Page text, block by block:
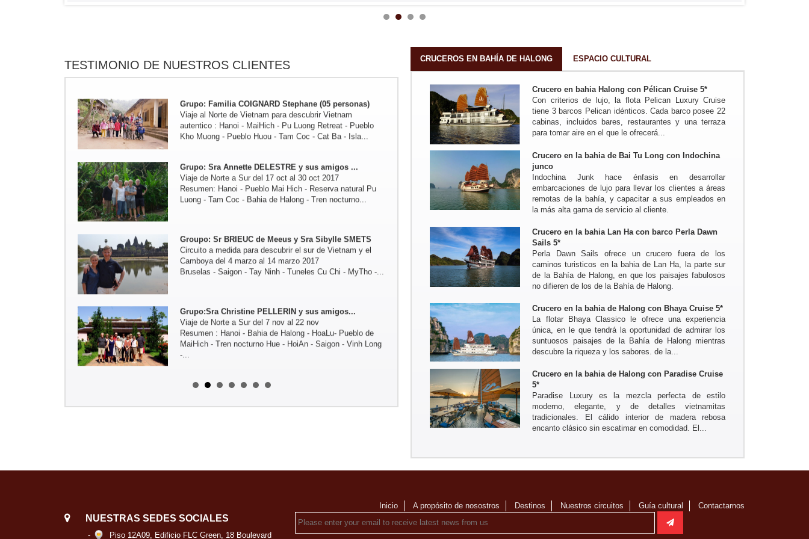
TESTIMONIO DE NUESTROS CLIENTES
Viaje al Norte de Vietnam para descubrir Vietnam
autentico : Hanoi - MaiHich - Pu Luong Retreat - Pueblo
Kho Muong - Pueblo Huou - Tam Coc - Cat Ba - Isla...
Viaje de Norte a Sur del 17 oct al 30 oct 2017
Resumen: Hanoi - Pueblo Mai Hich - Reserva natural Pu
Luong - Tam Coc - Bahia de Halong - Tren nocturno...
Circuito a medida para descubrir el sur de Vietnam y el
Camboya del 4 marzo al 14 marzo 2017
Bruselas - Saigon - Tay Ninh - Tuneles Cu Chi - MyTho -...
Viaje de Norte a Sur del 7 nov al 22 nov
Resumen : Hanoi - Bahia de Halong - HoaLu- Pueblo de
MaiHich - Tren nocturno Hue - HoiAn - Saigon - Vinh Long
-...
Del 4oct - al 19 oct 2016: Viaje fuera de lo commul en el
Trayecto en resumen: Hanoi - Lago ThacBa - Thong
casa de habitante) - CanTho ( En casa de habitante ) -
Viaje de Norte a Centr : Hanoi - Mai Hich - Pu Luong
Retreat - Pueblo Kho Muong - Tam Coc - Vinh - Cueva
CRUCEROS EN BAHÍA DE HALONG ESPACIO CULTURAL
Crucero en bahia Halong con Pélican Cruise 5*
Con criterios de lujo, la flota Pelican Luxury Cruise
tiene 3 barcos Pelican idénticos. Cada barco posee 22
cabinas, incluidos bares, restaurantes y una terraza
para tomar aire en el que le ofrecerá...
Crucero en la bahia de Bai Tu Long con Indochina
junco
Indochina Junk hace énfasis en desarrollar
embarcaciones de lujo para llevar los clientes a áreas
remotas de la bahía, y capacitar a sus empleados en
la más alta gama de servicio al cliente.
Crucero en la bahia Lan Ha con barco Perla Dawn
Sails 5*
Perla Dawn Sails ofrece un crucero fuera de los
caminos turisticos en la bahia de Lan Ha, la parte sur
de la Bahía de Halong, en que los paisajes fabulosos
no difieren de los de la Bahía de Halong.
Crucero en la bahia de Halong con Bhaya Cruise 5*
La flotar Bhaya Classico le ofrece una experiencia
única, en le que tendrá la oportunidad de admirar los
suntuosos paisajes de la Bahía de Halong mientras
descubre la riqueza y los sabores. de la...
Crucero en la bahia de Halong con Paradise Cruise
5*
Paradise Luxury es la mezcla perfecta de estilo
moderno, elegante, y de detalles vietnamitas
tradicionales. El cálido interior de madera rebosa
encanto clásico sin escatimar en comodidad. El...
NUESTRAS SEDES SOCIALES
- Piso 12A09, Edificio FLC Green, 18 Boulevard
Inicio A propósito de nosostros Destinos Nuestros circuitos Guía cultural Contactarnos